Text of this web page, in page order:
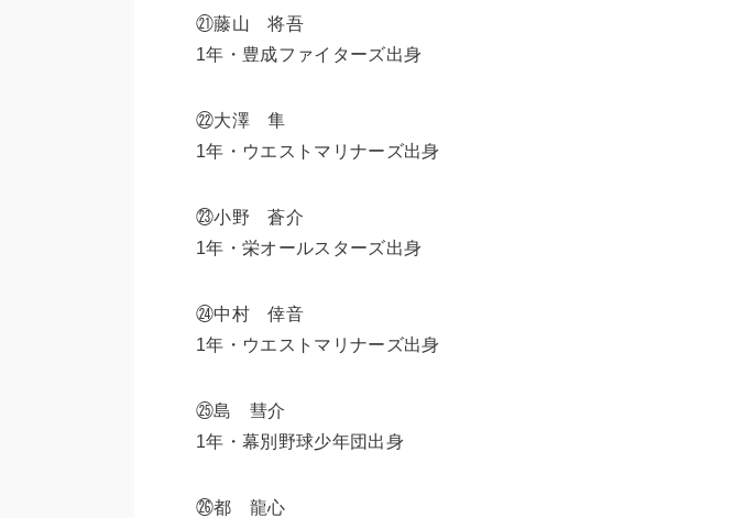
㉑藤山 将吾
1年・豊成ファイターズ出身
㉒大澤 隼
1年・ウエストマリナーズ出身
㉓小野 蒼介
1年・栄オールスターズ出身
㉔中村 倖音
1年・ウエストマリナーズ出身
㉕島 彗介
1年・幕別野球少年団出身
㉖都 龍心